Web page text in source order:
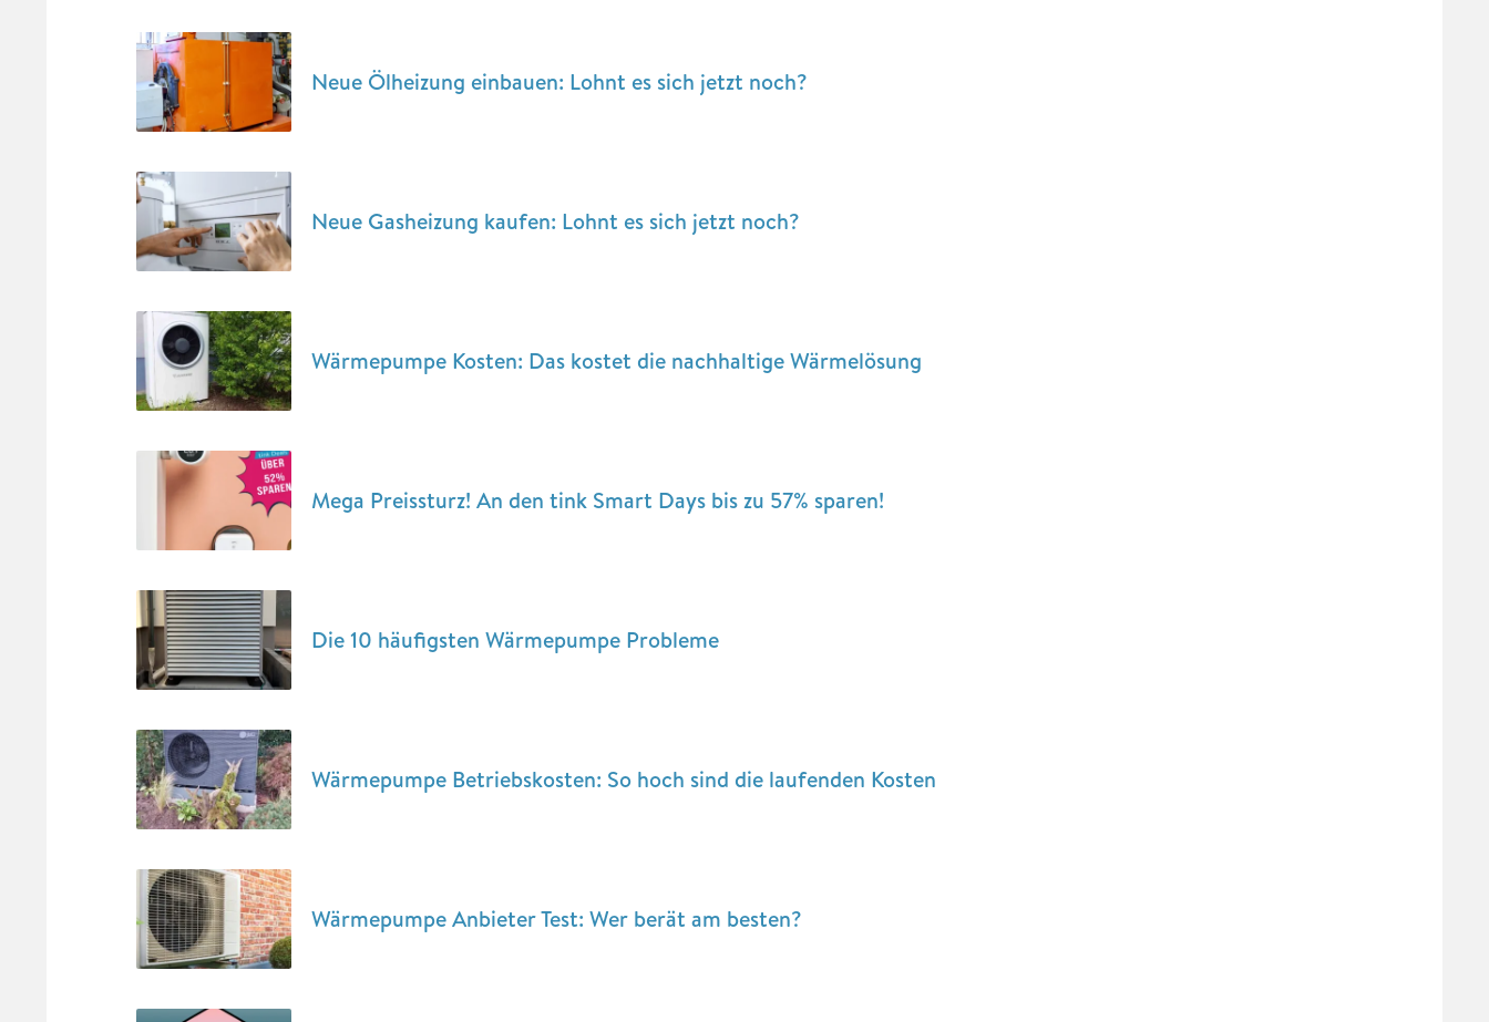
Neue Ölheizung einbauen: Lohnt es sich jetzt noch?
Neue Gasheizung kaufen: Lohnt es sich jetzt noch?
Wärmepumpe Kosten: Das kostet die nachhaltige Wärmelösung
Mega Preissturz! An den tink Smart Days bis zu 57% sparen!
Die 10 häufigsten Wärmepumpe Probleme
Wärmepumpe Betriebskosten: So hoch sind die laufenden Kosten
Wärmepumpe Anbieter Test: Wer berät am besten?